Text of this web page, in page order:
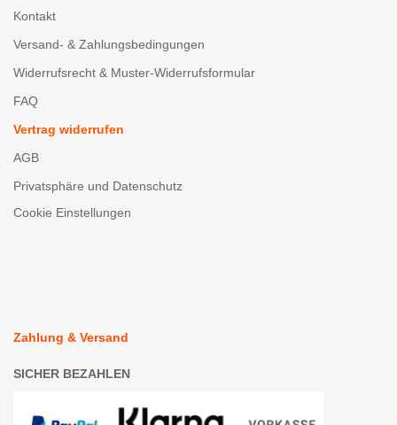
Kontakt
Versand- & Zahlungsbedingungen
Widerrufsrecht & Muster-Widerrufsformular
FAQ
Vertrag widerrufen
AGB
Privatsphäre und Datenschutz
Cookie Einstellungen
Zahlung & Versand
SICHER BEZAHLEN